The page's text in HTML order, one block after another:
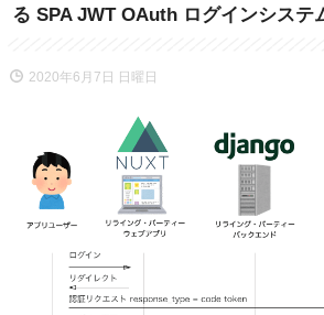
る SPA JWT OAuth ログインシステ
2020年6月7日 日曜日